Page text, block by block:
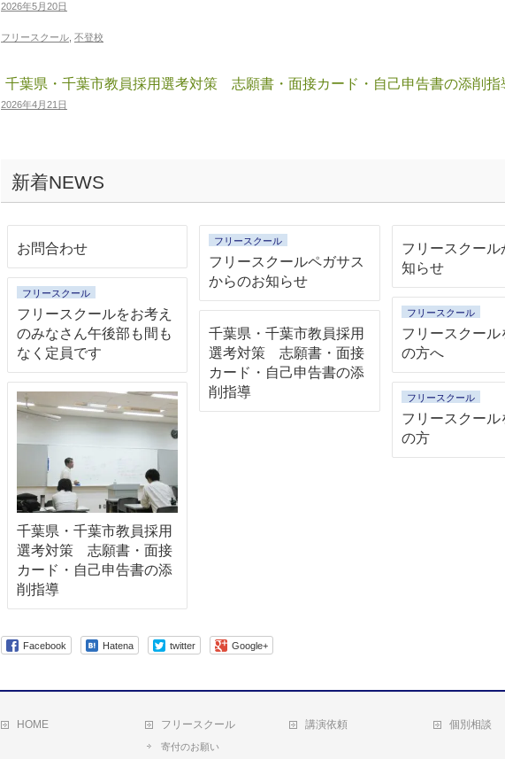
2026年5月20日
フリースクール 不登校
千葉県・千葉市教員採用選考対策 志願書・面接カード・自己申告書の添削指
2026年4月21日
新着NEWS
お問合わせ フリースクール
フリースクールペガサス
からのお知らせ
フリースクール
知らせ
フリースクール
フリースクールをお考え
のみなさん午後部も間も
なく定員です
フリースクール
フリースクール
の方へ
千葉県・千葉市教員採用
選考対策 志願書・面接
カード・自己申告書の添
削指導
千葉県・千葉市教員採用
選考対策 志願書・面接
カード・自己申告書の添
削指導
フリースクール
フリースクール
の方
Facebook Hatena twitter Google+
HOME フリースクール
寄付のお願い
講演依頼 個別相談